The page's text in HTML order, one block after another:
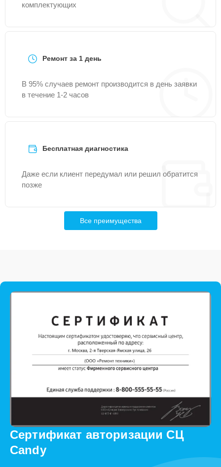
комплектующих
Ремонт за 1 день
В 95% случаев ремонт производится в день заявки
в течение 1-2 часов
Бесплатная диагностика
Даже если клиент передумал или решил обратится
позже
Все преимущества
Сертификат авторизации СЦ
Candy